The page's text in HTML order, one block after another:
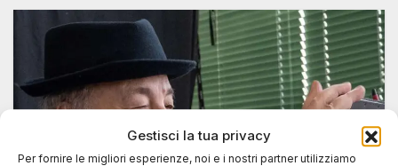
Gestisci la tua privacy
Per fornire le migliori esperienze, noi e i nostri partner utilizziamo